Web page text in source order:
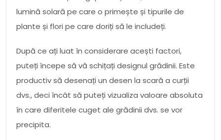
lumină solară pe care o primește și tipurile de
plante și flori pe care doriți să le includeți.
După ce ați luat în considerare acești factori,
puteți începe să vă schițați designul grădinii. Este
productiv să desenați un desen la scară a curții
dvs., deci încât să puteți vizualiza valoare absoluta
în care diferitele cuget ale grădinii dvs. se vor
precipita.